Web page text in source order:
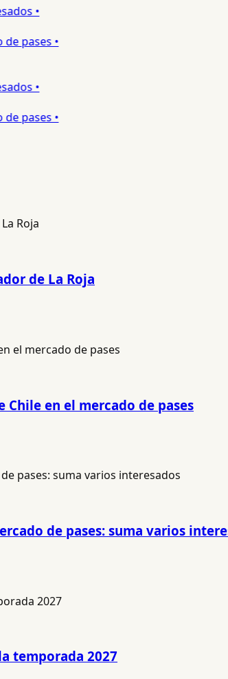
•
pases •
•
pases •
de La Roja
en el mercado de pases
de pases: suma varios
temporada 2027